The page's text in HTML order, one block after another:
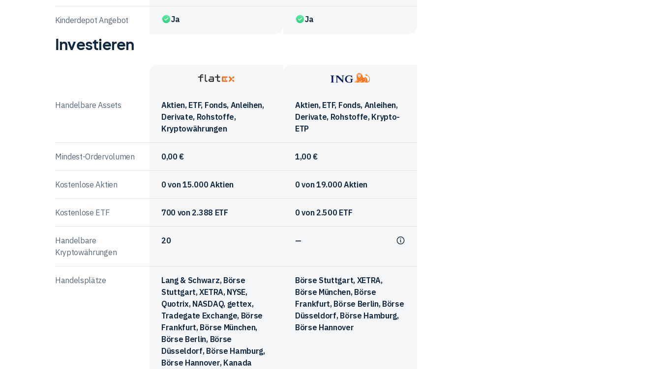
Kinderdepot Angebot Ja Ja
Vergleichstabelle
zur
Anbietern
Investieren
Vergleich
Handelbare Assets
Aktien, ETF, Fonds, Anleihen,
Derivate, Rohstoffe,
Kryptowährungen
Aktien, ETF, Fonds, Anleihen,
Derivate, Rohstoffe, Krypto-
ETP
Mindest-Ordervolumen 0,00 € 1,00 €
Kostenlose Aktien 0von15.000Aktien 0von19.000Aktien
Kostenlose ETF 700 von 2.388 ETF 0von 2.500ETF
Handelbare
Kryptowährungen
20 —
Handelsplätze
Lang & Schwarz, Börse
Stuttgart, XETRA, NYSE,
Quotrix, NASDAQ, gettex,
Tradegate Exchange, Börse
Frankfurt, Börse München,
Börse Berlin, Börse
Düsseldorf, Börse Hamburg,
Börse Hannover, Kanada
Börse Stuttgart, XETRA,
Börse München, Börse
Frankfurt, Börse Berlin, Börse
Düsseldorf, Börse Hamburg,
Börse Hannover